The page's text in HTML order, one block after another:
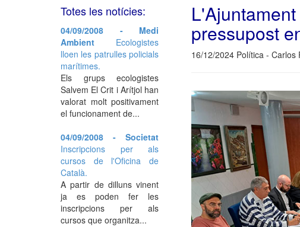
pressupost
16/12/2024 Política - Carlos
Totes les notícies:
04/09/2008 - Medi
Ambient Ecologistes
lloen les patrulles policials
marítimes.
Els grups ecologistes
Salvem El Crit i Arítjol han
valorat molt positivament
el funcionament de...
04/09/2008 - Societat
Inscripcions per als
cursos de l'Oficina de
Català.
A partir de dilluns vinent
ja es poden fer les
inscripcions per als
cursos que organitza...